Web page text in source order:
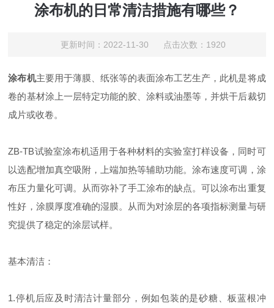
涂布机的日常清洁措施有哪些？
更新时间：2022-11-30 点击次数：1920
涂布机主要用于薄膜、纸张等的表面涂布工艺生产，此机是将成
卷的基材涂上一层特定功能的胶、涂料或油墨等，并烘干后裁切
成片或收卷。
ZB-TB试验室涂布机适用于各种材料的实验室打样设备，同时可
以选配增加真空吸附，上端加热等辅助功能。涂布速度可调，涂
布压力量化可调。从而弥补了手工涂布的缺点。可以涂布出重复
性好，涂膜厚度准确的湿膜。从而为对涂层的各项指标测量与研
究提供了稳定的涂层试样。
基本清洁：
1.停机后应及时清洁计量部分，例如包装的是砂糖、板蓝根冲